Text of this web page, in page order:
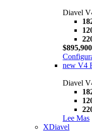
Diavel
new V4
Diavel
Lee Mas
XDiavel